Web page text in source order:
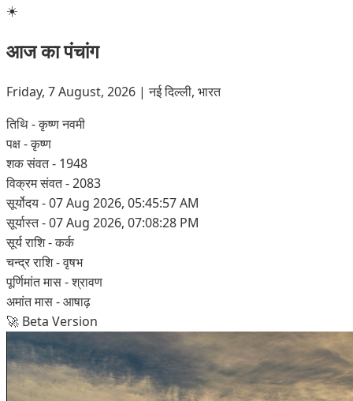
☀️
आज का पंचांग
Friday, 7 August, 2026 | नई दिल्ली, भारत
तिथि- कृष्ण नवमी
पक्ष- कृष्ण
शक संवत- 1948
विक्रम संवत- 2083
सूर्योदय- 07 Aug 2026, 05:45:57 AM
सूर्यास्त- 07 Aug 2026, 07:08:28 PM
सूर्य राशि- कर्क
चन्द्र राशि- वृषभ
पूर्णिमांत मास- श्रावण
अमांत मास- आषाढ़
🚀 Beta Version